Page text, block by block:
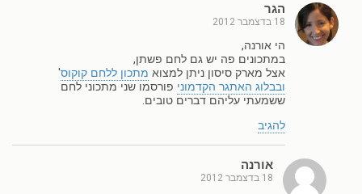
הגר
18 בדצמבר 2012
הי אורנה,
במתכונים פה יש גם לחם פשתן,
אצל מארק סיסון ניתן למצוא מתכון ללחם קוקוס'
ובבלוג האתגר הקדמוני פורסמו שני מתכוני לחם
ששמעתי עליהם דברים טובים.
להגיב
אורנה
18 בדצמבר 2012